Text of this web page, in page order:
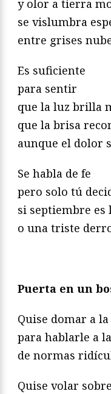
y olor a tierra
se vislumbra
entre grises
Es suficiente
para sentir
que la luz brilla
que la brisa
aunque el dolor
Se habla de fe
pero solo tú
si septiembre es
o una triste
Puerta en un
Quise domar a
para hablarle a
de normas
Quise volar